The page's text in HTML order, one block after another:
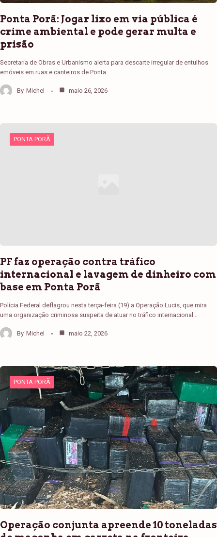
Ponta Porã: Jogar lixo em via pública é
crime ambiental e pode gerar multa e
prisão
Secretaria de Obras e Urbanismo alerta para descarte irregular de entulhos
emóveis em ruas e canteiros de Ponta…
By Michel maio 26, 2026
PONTA PORÃ
PF faz operação contra tráfico
internacional e lavagem de dinheiro com
base em Ponta Porã
Polícia Federal deflagrou nesta terça-feira (19) a Operação Lucis, que mira
uma organização criminosa suspeita de atuar no tráfico internacional…
By Michel maio 22, 2026
PONTA PORÃ
Operação conjunta apreende 10 toneladas